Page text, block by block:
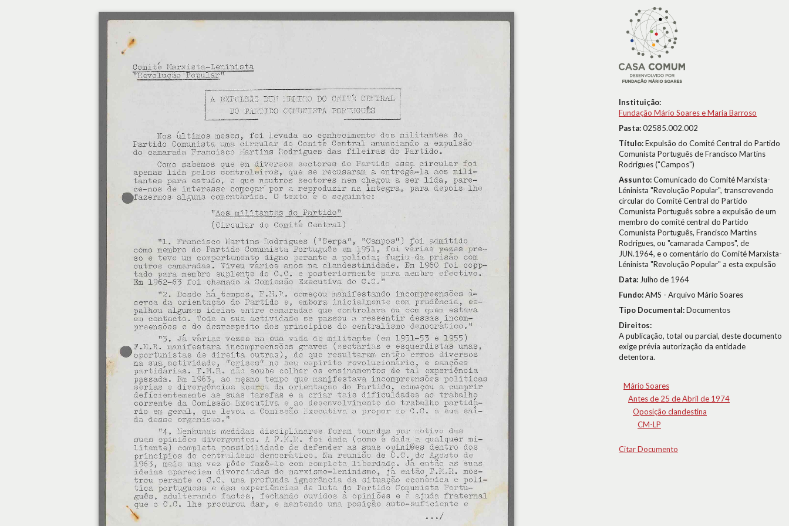
Instituição:
Fundação Mário Soares e Maria Barroso
Pasta:02585.002.002
Título:Expulsão do Comité Central do Partido
Comunista Português de Francisco Martins
Rodrigues ("Campos")
Assunto:Comunicado do Comité Marxista-
Léninista "Revolução Popular", transcrevendo
circular do Comité Central do Partido
Comunista Português sobre a expulsão de um
membro do comité central do Partido
Comunista Português, Francisco Martins
Rodrigues, ou "camarada Campos", de
JUN.1964, e o comentário do Comité Marxista-
Léninista "Revolução Popular" a esta expulsão
Data: Julho de 1964
Fundo:AMS - Arquivo Mário Soares
Tipo Documental:Documentos
Direitos:
A publicação, total ou parcial, deste documento
exige prévia autorização da entidade
detentora.
Mário Soares
Antes de 25 de Abril de 1974
Oposição clandestina
CM-LP
Citar Documento